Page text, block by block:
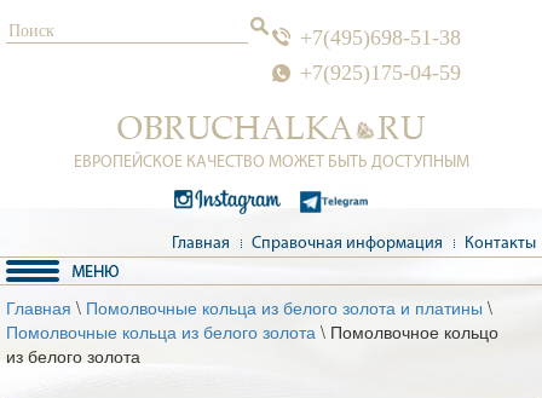
+7(495)698-51-38
+7(925)175-04-59
ЕВРОПЕЙСКОЕ КАЧЕСТВО МОЖЕТ БЫТЬ ДОСТУПНЫМ
Главная Справочная информация Контакты
Главная \ Помолвочные кольца из белого золота и платины \
Помолвочные кольца из белого золота \ Помолвочное кольцо
из белого золота